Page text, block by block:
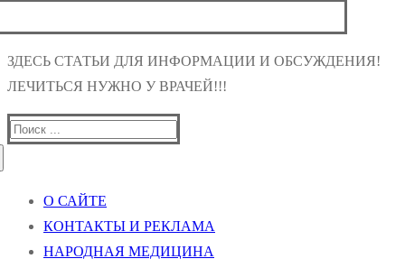
ЗДЕСЬ СТАТЬИ ДЛЯ ИНФОРМАЦИИ И ОБСУЖДЕНИЯ!
ЛЕЧИТЬСЯ НУЖНО У ВРАЧЕЙ!!!
Найти:
О САЙТЕ
КОНТАКТЫ И РЕКЛАМА
НАРОДНАЯ МЕДИЦИНА